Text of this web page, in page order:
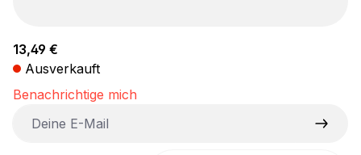
Regulärer Preis:
13,49 €
Ausverkauft
Benachrichtige mich